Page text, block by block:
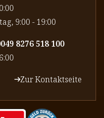
9:00 - 19:00
8276 518 100
Zur Kontaktseite